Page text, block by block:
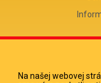
Na našej webovej